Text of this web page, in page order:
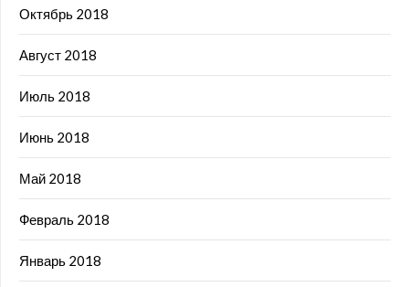
Октябрь 2018
Август 2018
Июль 2018
Июнь 2018
Май 2018
Февраль 2018
Январь 2018